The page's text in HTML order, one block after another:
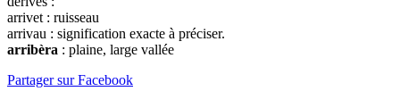
arrivet : ruisseau
arrivau : signification exacte à préciser.
arribèra : plaine, large vallée
Partager sur Facebook